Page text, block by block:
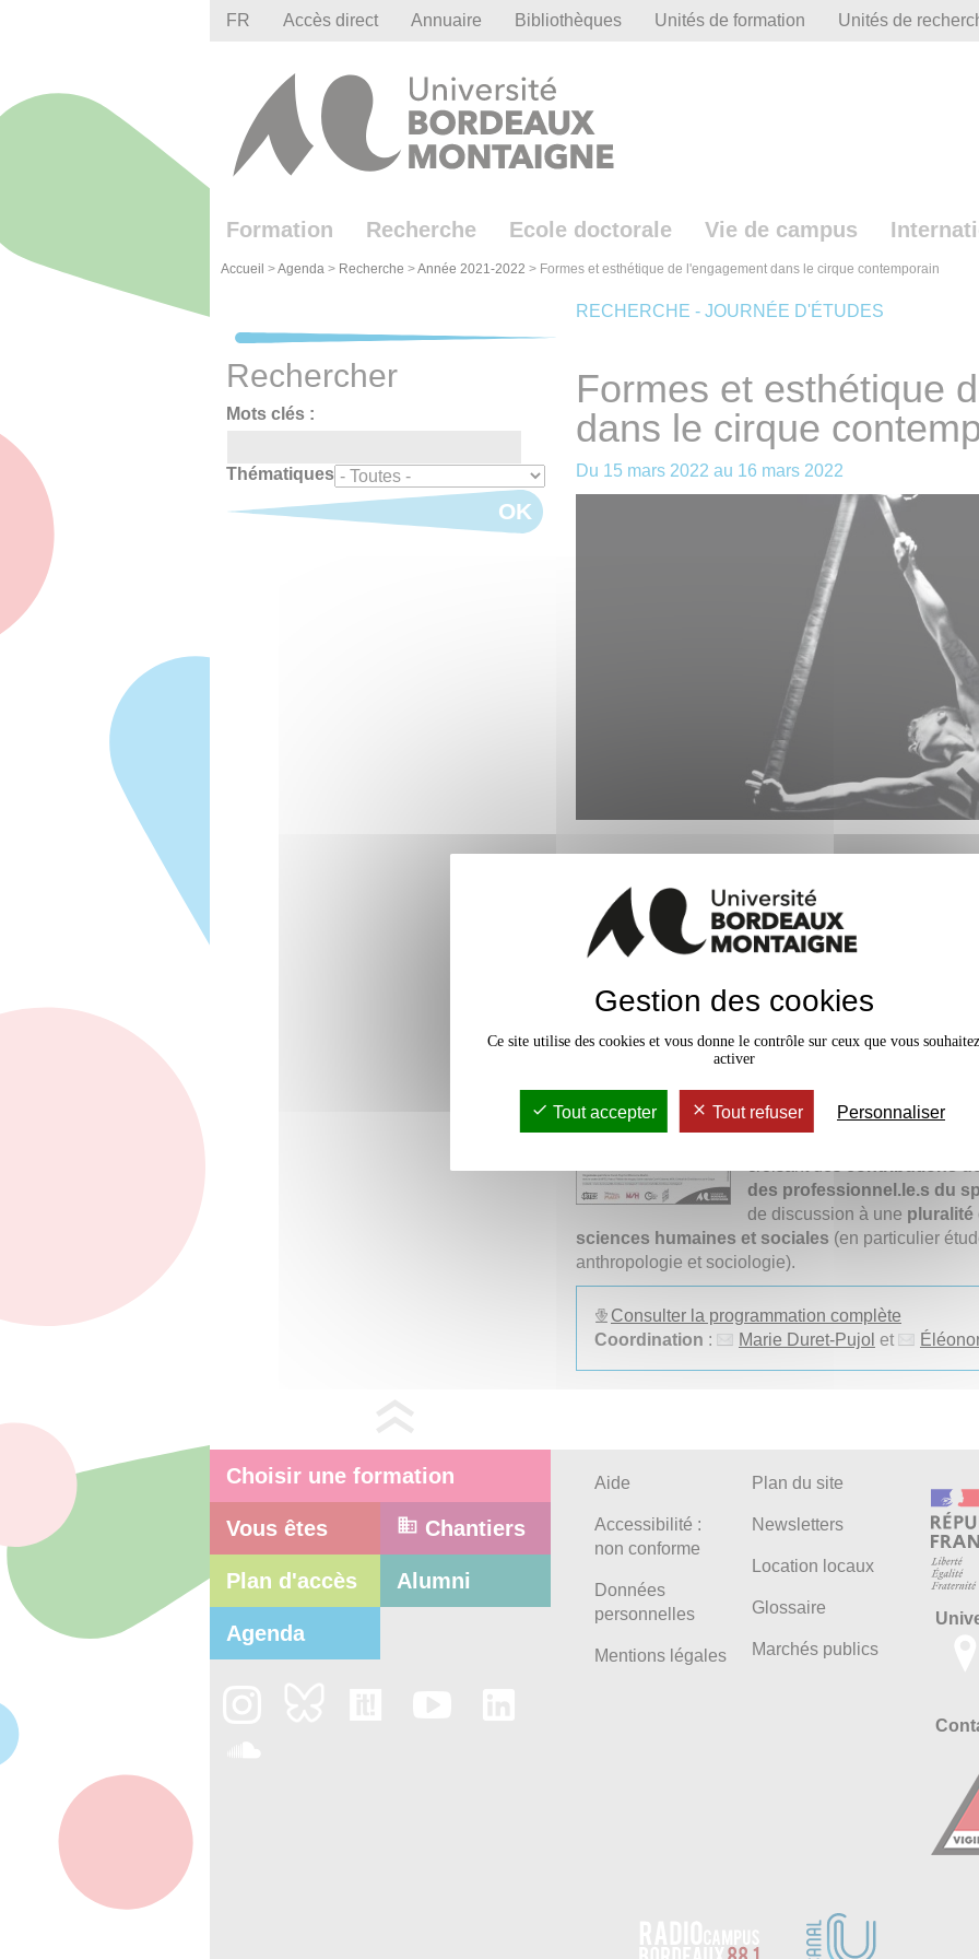
FR Accès direct Annuaire Bibliothèques Unités de formation Unités de
Formation Recherche Ecole doctorale Vie de campus
Accueil >Agenda > Recherche >Année 2021-2022 > Formes et esthétique de l'engagement dans le cirque contemporain
RECHERCHE - JOURNÉE D'ÉTUDES
Formes et esthétique
dans le cirque
Du 15 mars 2022 au 16 mars 2022
Journées d'études les 15 et 16 mars 2022
Bordeaux) qui s'inscrivent dans le cycle
contemporain et engagement - 2022/
d'études et d'un colloque final.
À l’heure où la notion
pouvoir de
académique et politique, et
contemporain se constituent
de recherche vise à interroger
l’engagement liées à cette
Ces journées se propose
contributions
des professionnel.le.s du
de discussion à une pluralité
sciences humaines et sociales (en particulier
anthropologie et sociologie).
Consulter la programmation complète
Coordination : Marie Duret-Pujol et
Rechercher
Mots clés :
Thématiques
OK
Choisir une formation
Vous êtes Chantiers
Plan d'accès Alumni
Agenda
Aide
Accessibilité :
non conforme
Données
personnelles
Mentions légales
Plan du site
Newsletters
Location locaux
Glossaire
Marchés publics
Gestion des cookies
Ce site utilise des cookies et vous donne le contrôle sur ceux que vous souhaitez
activer
Tout accepter Tout refuser Personnaliser